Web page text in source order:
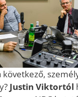
következő,
Justin Viktortól